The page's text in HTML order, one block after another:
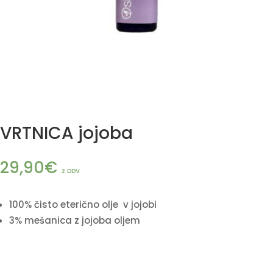
VRTNICA jojoba
29,90€ z DDV
100% čisto eterično olje v jojobi
3% mešanica z jojoba oljem